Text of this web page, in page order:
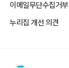
이메일무단수집거부
누리집 개선 의견